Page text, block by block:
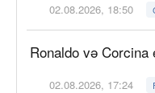
02.08.2026, 18:50
Ronaldo və Corcina
02.08.2026, 17:24